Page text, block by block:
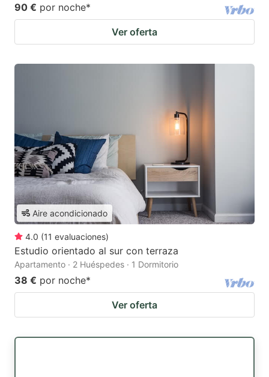
90 € por noche*
Ver oferta
Aire acondicionado
4.0 (11 evaluaciones)
Estudio orientado al sur con terraza
Apartamento · 2 Huéspedes · 1 Dormitorio
38 € por noche*
Ver oferta